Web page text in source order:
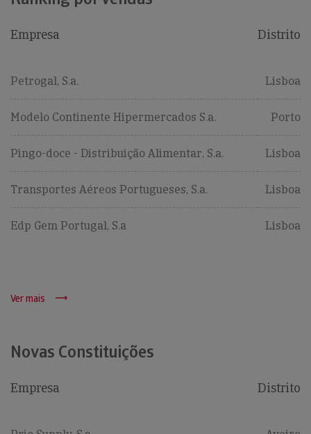
Empresa Distrito
Petrogal, S.a. Lisboa
Modelo Continente Hipermercados S.a. Porto
Pingo-doce - Distribuição Alimentar, S.a. Lisboa
Transportes Aéreos Portugueses, S.a. Lisboa
Edp Gem Portugal, S.a Lisboa
Ver mais
Novas Constituições
Empresa Distrito